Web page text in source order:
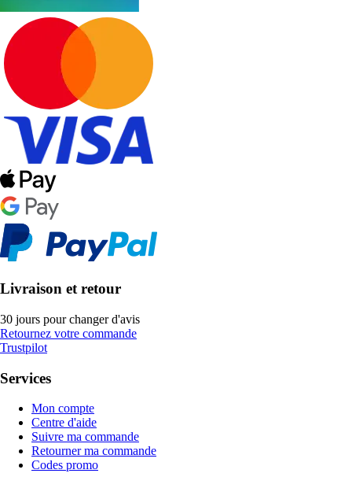
Livraison et retour
30 jours pour changer d'avis
Retournez votre commande
Trustpilot
Services
Mon compte
Centre d'aide
Suivre ma commande
Retourner ma commande
Codes promo